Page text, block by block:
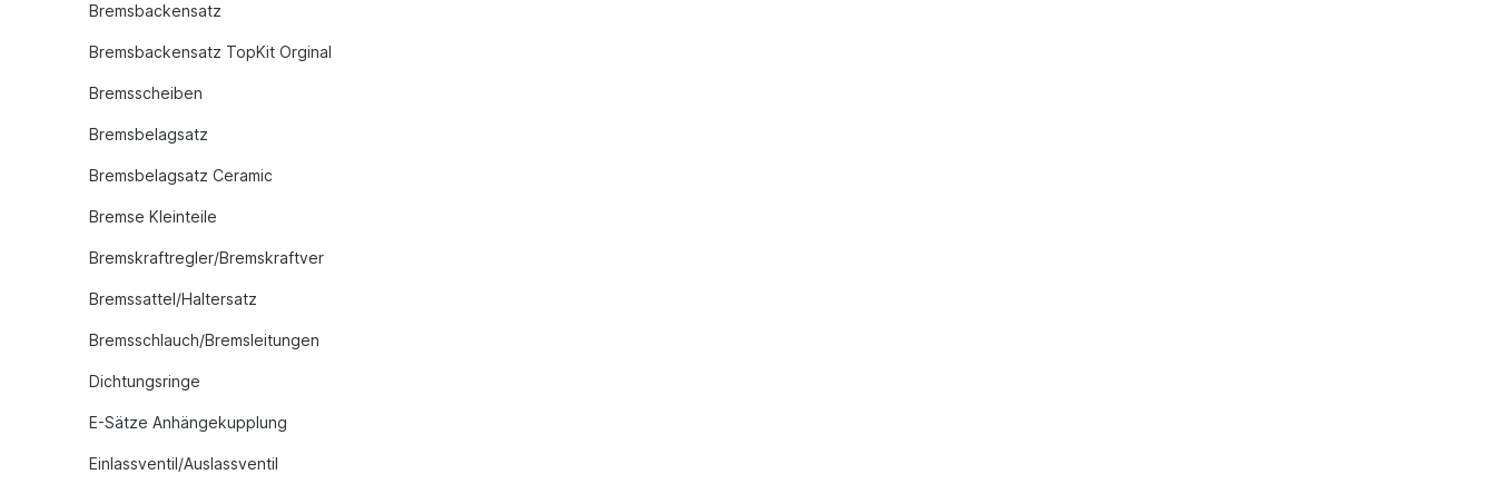
Bremsbackensatz
Bremsbackensatz TopKit Orginal
Bremsscheiben
Bremsbelagsatz
Bremsbelagsatz Ceramic
Bremse Kleinteile
Bremskraftregler/Bremskraftver
Bremssattel/Haltersatz
Bremsschlauch/Bremsleitungen
Dichtungsringe
E-Sätze Anhängekupplung
Einlassventil/Auslassventil